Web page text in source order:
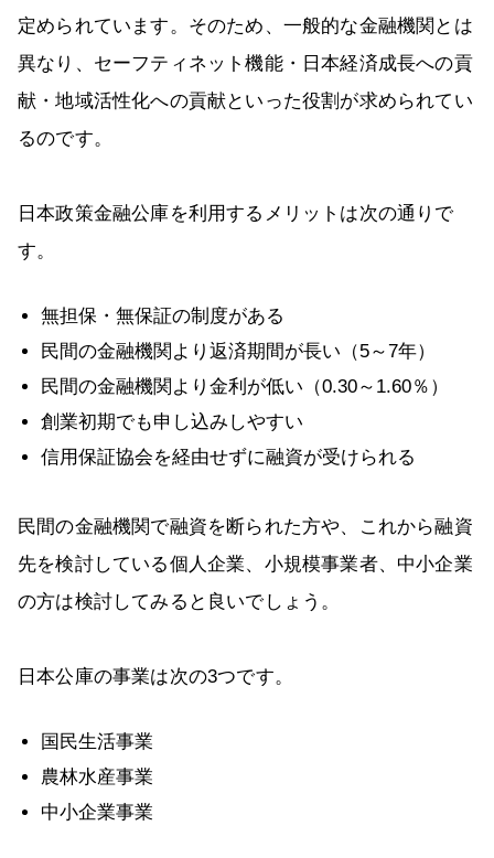
定められています。そのため、一般的な金融機関とは
異なり、セーフティネット機能・日本経済成長への貢
献・地域活性化への貢献といった役割が求められてい
るのです。
日本政策金融公庫を利用するメリットは次の通りで
す。
無担保・無保証の制度がある
民間の金融機関より返済期間が長い（5～7年）
民間の金融機関より金利が低い（0.30～1.60％）
創業初期でも申し込みしやすい
信用保証協会を経由せずに融資が受けられる
民間の金融機関で融資を断られた方や、これから融資
先を検討している個人企業、小規模事業者、中小企業
の方は検討してみると良いでしょう。
日本公庫の事業は次の3つです。
国民生活事業
農林水産事業
中小企業事業